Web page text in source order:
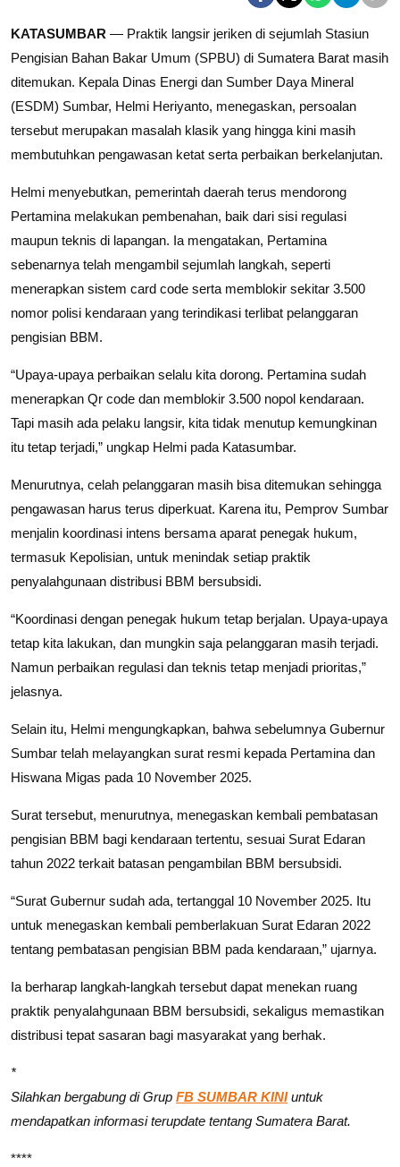
KATASUMBAR — Praktik langsir jeriken di sejumlah Stasiun
Pengisian Bahan Bakar Umum (SPBU) di Sumatera Barat masih
ditemukan. Kepala Dinas Energi dan Sumber Daya Mineral
(ESDM) Sumbar, Helmi Heriyanto, menegaskan, persoalan
tersebut merupakan masalah klasik yang hingga kini masih
membutuhkan pengawasan ketat serta perbaikan berkelanjutan.
Helmi menyebutkan, pemerintah daerah terus mendorong
Pertamina melakukan pembenahan, baik dari sisi regulasi
maupun teknis di lapangan. Ia mengatakan, Pertamina
sebenarnya telah mengambil sejumlah langkah, seperti
menerapkan sistem card code serta memblokir sekitar 3.500
nomor polisi kendaraan yang terindikasi terlibat pelanggaran
pengisian BBM.
“Upaya-upaya perbaikan selalu kita dorong. Pertamina sudah
menerapkan Qr code dan memblokir 3.500 nopol kendaraan.
Tapi masih ada pelaku langsir, kita tidak menutup kemungkinan
itu tetap terjadi,” ungkap Helmi pada Katasumbar.
Menurutnya, celah pelanggaran masih bisa ditemukan sehingga
pengawasan harus terus diperkuat. Karena itu, Pemprov Sumbar
menjalin koordinasi intens bersama aparat penegak hukum,
termasuk Kepolisian, untuk menindak setiap praktik
penyalahgunaan distribusi BBM bersubsidi.
“Koordinasi dengan penegak hukum tetap berjalan. Upaya-upaya
tetap kita lakukan, dan mungkin saja pelanggaran masih terjadi.
Namun perbaikan regulasi dan teknis tetap menjadi prioritas,”
jelasnya.
Selain itu, Helmi mengungkapkan, bahwa sebelumnya Gubernur
Sumbar telah melayangkan surat resmi kepada Pertamina dan
Hiswana Migas pada 10 November 2025.
Surat tersebut, menurutnya, menegaskan kembali pembatasan
pengisian BBM bagi kendaraan tertentu, sesuai Surat Edaran
tahun 2022 terkait batasan pengambilan BBM bersubsidi.
“Surat Gubernur sudah ada, tertanggal 10 November 2025. Itu
untuk menegaskan kembali pemberlakuan Surat Edaran 2022
tentang pembatasan pengisian BBM pada kendaraan,” ujarnya.
Ia berharap langkah-langkah tersebut dapat menekan ruang
praktik penyalahgunaan BBM bersubsidi, sekaligus memastikan
distribusi tepat sasaran bagi masyarakat yang berhak.
*
Silahkan bergabung di Grup FB SUMBAR KINIuntuk
mendapatkan informasi terupdate tentang Sumatera Barat.
****